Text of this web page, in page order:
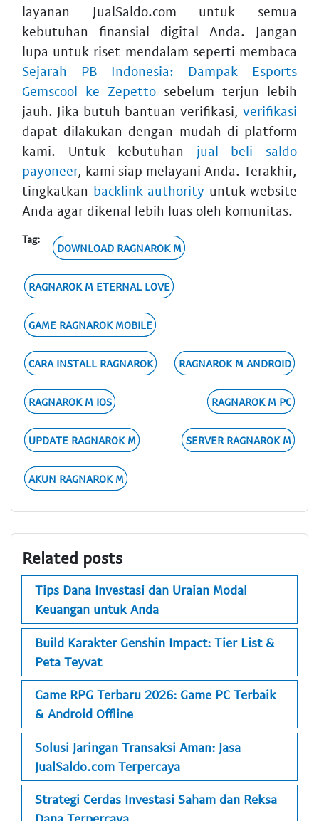
layanan JualSaldo.com untuk semua
kebutuhan finansial digital Anda. Jangan
lupa untuk riset mendalam seperti membaca
Sejarah PB Indonesia: Dampak Esports
Gemscool ke Zepetto sebelum terjun lebih
jauh. Jika butuh bantuan verifikasi, verifikasi
dapat dilakukan dengan mudah di platform
kami. Untuk kebutuhan jual beli saldo
payoneer, kami siap melayani Anda. Terakhir,
tingkatkan backlink authority untuk website
Anda agar dikenal lebih luas oleh komunitas.
Tag:
DOWNLOAD RAGNAROK M
RAGNAROK M ETERNAL LOVE
GAME RAGNAROK MOBILE
CARA INSTALL RAGNAROK RAGNAROK M ANDROID
RAGNAROK M IOS RAGNAROK M PC
UPDATE RAGNAROK M SERVER RAGNAROK M
AKUN RAGNAROK M
Related posts
Tips Dana Investasi dan Uraian Modal
Keuangan untuk Anda
Build Karakter Genshin Impact: Tier List &
Peta Teyvat
Game RPG Terbaru 2026: Game PC Terbaik
& Android Offline
Solusi Jaringan Transaksi Aman: Jasa
JualSaldo.com Terpercaya
Strategi Cerdas Investasi Saham dan Reksa